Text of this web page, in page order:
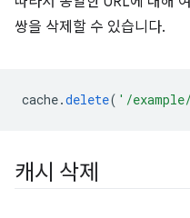
쌍을 삭제할 수 있습니다.
cache.delete( '/
캐시 삭제